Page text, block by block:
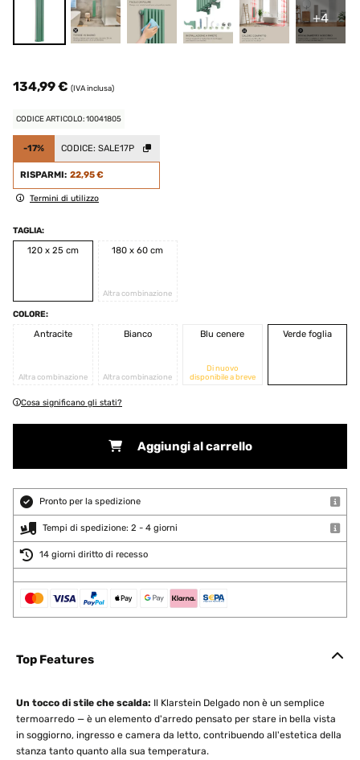
+4
134,99 € (IVA inclusa)
CODICE ARTICOLO: 10041805
-17% CODICE: SALE17P
RISPARMI: 22,95 €
Termini di utilizzo
TAGLIA:
120 x 25 cm
180 x 60 cm
Altra combinazione
COLORE:
Antracite
Altra combinazione
Bianco
Altra combinazione
Blu cenere
Di nuovo
disponibile a breve
Verde foglia
Cosa significano gli stati?
Aggiungi al carrello
Pronto per la spedizione
Tempi di spedizione: 2 - 4 giorni
14 giorni diritto di recesso
Top Features
Un tocco di stile che scalda: Il Klarstein Delgado non è un semplice
termoarredo — è un elemento d'arredo pensato per stare in bella vista
in soggiorno, ingresso e camera da letto, contribuendo all'estetica della
stanza tanto quanto alla sua temperatura.